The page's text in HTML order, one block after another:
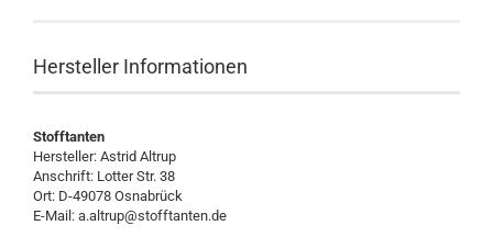
Hersteller Informationen
Stofftanten
Hersteller: Astrid Altrup
Anschrift: Lotter Str. 38
Ort: D-49078 Osnabrück
E-Mail: a.altrup@stofftanten.de